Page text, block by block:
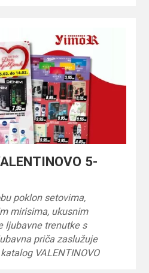
5-
poklon setovima,
mirisima, ukusnim
ljubavne trenutke s
priča zaslužuje
VALENTINOVO